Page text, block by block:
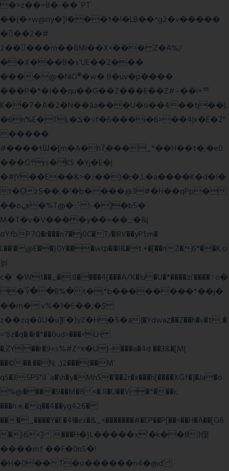
�>z��=8�-��`PT
��(�+w@ny�]I���t�I�LB��^g2�v�����
��ٕ�2�#
2�����m��8Ml��X<��� Z�A%/
��X���B�x'UE��֔2���
����@�NiO®�w� B�uv�p����
���P�*�I��qu��G��Z��� E��Z#~��i+ᄐ
K��7�A�2�N��ăa���U�ɢ��4��tj��L
�6n%E�TL�ݎ�vf�6���i�6>��4|x�E�Ź"
�����
#����tƜ�[m�A�h7̥���_*��H��t�;�e0
���G܊rs�֗KS �Yj�E�|
�#|Y��E��&>�.:��)�;�,L�a����K�d�I�
t�O͖z5��,�'�b����@3#�H��qPp�
��oڥ�%T@�::` !-�]�b5�
M�T�v�V����y��=��_�&|
σYfbP7Q�r���n7�j0C�T/�!RV��yP1;m�
L��'�@E��}0Y���wȹ�l�I&�t:+�[��nZ�6*��K:o
늵
c�`�ۨWt��_�i;8����4[���A/'K�!u�U�*����zi'����ٵo�
�؆��8%� t�;*b��������*��j�
��m�:v%�1�E��,�$
z��zq�ůU�u]E�)yZ�Hׇ�5�a{�Ydwaȥ��Z��h�v�t.:�
='6z�q�;�r�*��ȍud>���<LH
�;ZY��r�9=s%#Z^ҡ�U}-���a�4d ��3&�[M|
��©��:��N; ,)2���(��M'
qS�3:5PS"8`a�\h�y�MhS�'��2r�x���h[����XGf�]�Ja�o
%@����9��M�8 <� R�U��V�*���c
���n⯸�q��4��yg426�
���_����Y�E�4Ɨ�ex�&_<�������#�EP��P[��<��H�A��[G6
�}6<] ���H�}L�����x'�k��83僒
����mf ��F�0n5�!
�H�0��T�o������n4�@ď